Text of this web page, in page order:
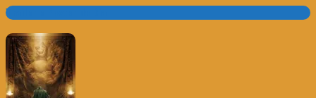
Trailer e Poster do Dia